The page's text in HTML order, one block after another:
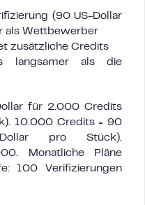
(90 US-Dollar
als Wettbewerber
zusätzliche Credits
langsamer als die
für 2.000 Credits
10.000 Credits = 90
pro Stück).
Monatliche Pläne
100 Verifizierungen